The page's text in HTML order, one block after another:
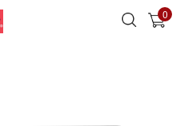
0
查看